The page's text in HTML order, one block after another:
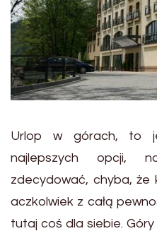
Urlop w górach, to
najlepszych opcji,
zdecydować, chyba, że
aczkolwiek z całą
tutaj coś dla siebie.